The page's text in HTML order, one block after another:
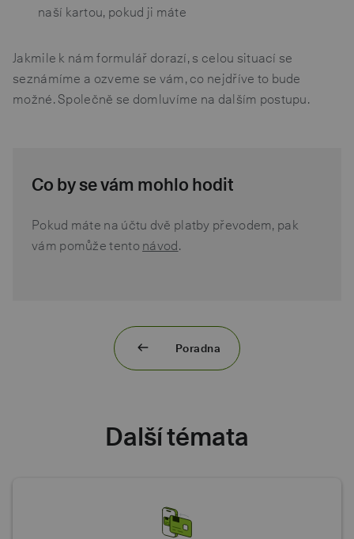
naší kartou, pokud ji máte
Jakmile k nám formulář dorazí, s celou situací se
seznámíme a ozveme se vám, co nejdříve to bude
možné. Společně se domluvíme na dalším postupu.
Co by se vám mohlo hodit
Pokud máte na účtu dvě platby převodem, pak
vám pomůže tento návod.
Poradna
Další témata